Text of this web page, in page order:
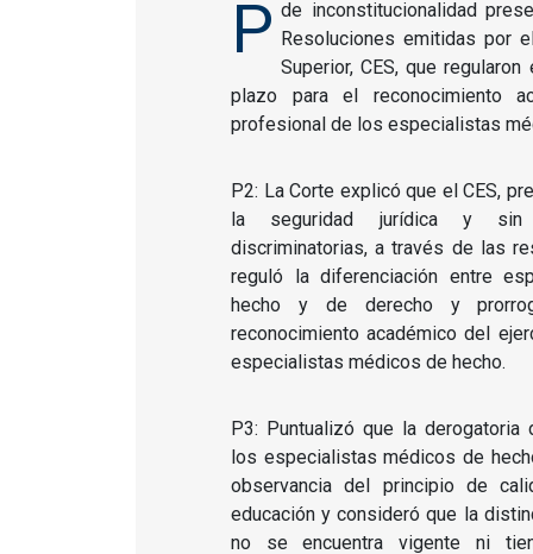
P de inconstitucionalidad
Resoluciones emitidas por
Superior, CES, que
plazo para el reconocimiento
profesional de los especialistas
P2: La Corte explicó que el CES,
la seguridad jurídica y sin
discriminatorias, a través de las
reguló la diferenciación entre
hecho y de derecho y
reconocimiento académico del
especialistas médicos de hecho.
P3: Puntualizó que la
los especialistas médicos de
observancia del principio de
educación y consideró que la
no se encuentra vigente ni